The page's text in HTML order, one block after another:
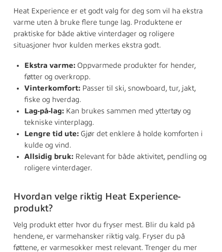
Heat Experience er et godt valg for deg som vil ha ekstra
varme uten å bruke flere tunge lag. Produktene er
praktiske for både aktive vinterdager og roligere
situasjoner hvor kulden merkes ekstra godt.
Ekstra varme: Oppvarmede produkter for hender,
føtter og overkropp.
Vinterkomfort: Passer til ski, snowboard, tur, jakt,
fiske og hverdag.
Lag-på-lag: Kan brukes sammen med yttertøy og
tekniske vinterplagg.
Lengre tid ute: Gjør det enklere å holde komforten i
kulde og vind.
Allsidig bruk: Relevant for både aktivitet, pendling og
roligere vinterdager.
Hvordan velge riktig Heat Experience-
produkt?
Velg produkt etter hvor du fryser mest. Blir du kald på
hendene, er varmehansker riktig valg. Fryser du på
føttene, er varmesokker mest relevant. Trenger du mer